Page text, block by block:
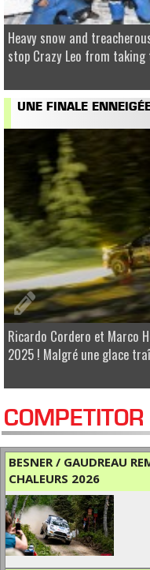
Heavy snow and
stop Crazy Leo from taking
UNE FINALE
Ricardo Cordero et Marco
2025 ! Malgré une glace
BESNER / GAUDREAU
CHALEURS 2026